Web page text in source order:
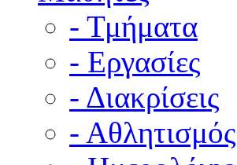
- Τμήματα
- Εργασίες
- Διακρίσεις
- Αθλητισμός